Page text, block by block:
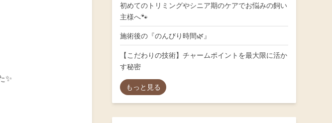
✨
初めてのトリミングやシニア期のケアでお悩みの飼い
主様へ🐾
施術後の『のんびり時間🌿』
【こだわりの技術】チャームポイントを最大限に活か
す秘密
もっと見る